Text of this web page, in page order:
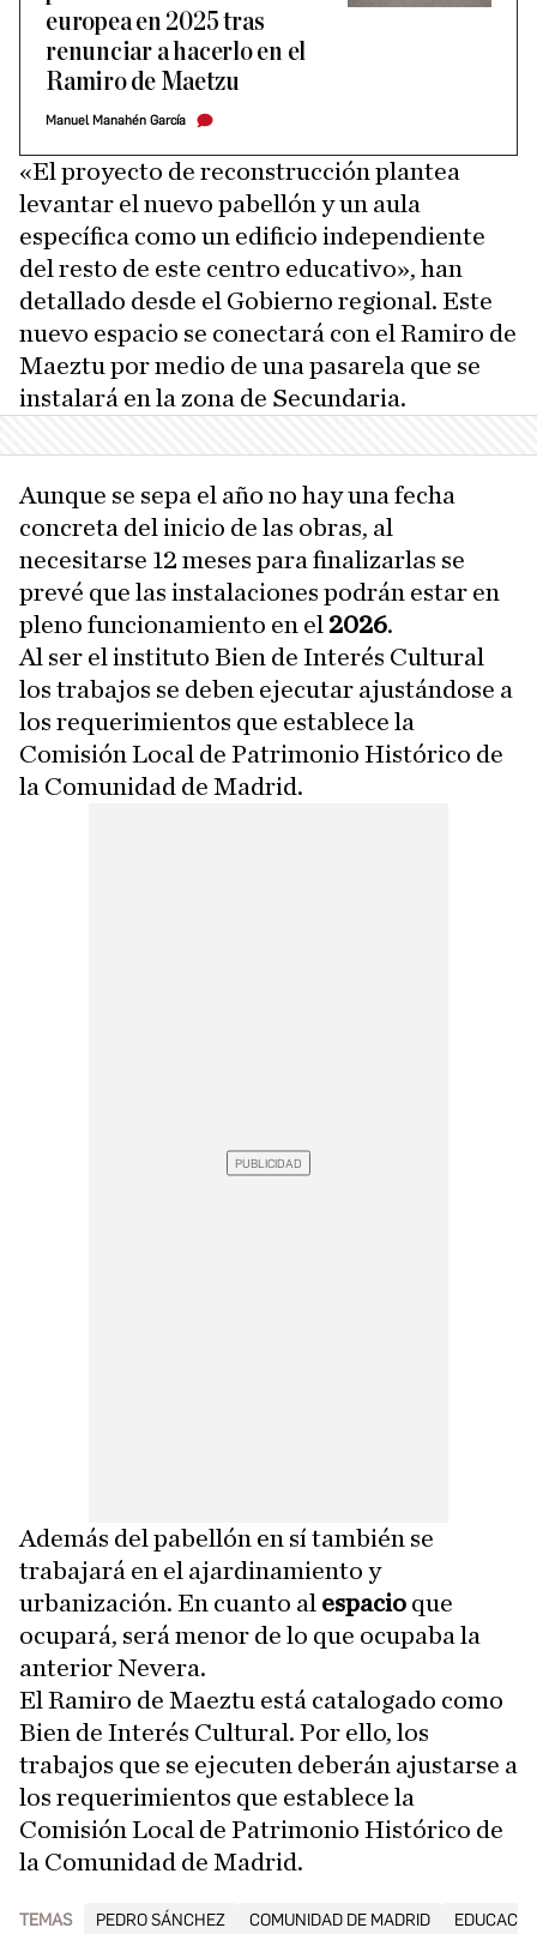
europea en 2025 tras
renunciar a hacerlo en el
Ramiro de Maetzu
Manuel Manahén García
«El proyecto de reconstrucción plantea
levantar el nuevo pabellón y un aula
específica como un edificio independiente
del resto de este centro educativo», han
detallado desde el Gobierno regional. Este
nuevo espacio se conectará con el Ramiro de
Maeztu por medio de una pasarela que se
instalará en la zona de Secundaria.
Aunque se sepa el año no hay una fecha
concreta del inicio de las obras, al
necesitarse 12 meses para finalizarlas se
prevé que las instalaciones podrán estar en
pleno funcionamiento en el 2026.
Al ser el instituto Bien de Interés Cultural
los trabajos se deben ejecutar ajustándose a
los requerimientos que establece la
Comisión Local de Patrimonio Histórico de
la Comunidad de Madrid.
Además del pabellón en sí también se
trabajará en el ajardinamiento y
urbanización. En cuanto al espacio que
ocupará, será menor de lo que ocupaba la
anterior Nevera.
El Ramiro de Maeztu está catalogado como
Bien de Interés Cultural. Por ello, los
trabajos que se ejecuten deberán ajustarse a
los requerimientos que establece la
Comisión Local de Patrimonio Histórico de
la Comunidad de Madrid.
TEMAS PEDRO SÁNCHEZ COMUNIDAD DE MADRID